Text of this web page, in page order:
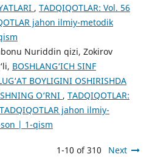
, TADQIQOTLAR: Vol. 56
jahon ilmiy-metodik
Nuriddin qizi, Zokirov
BOSHLANG‘ICH SINF
BOYLIGINI OSHIRISHDA
O‘RNI , TADQIQOTLAR:
jahon ilmiy-
| 1-qism
1-10 of 310 Next